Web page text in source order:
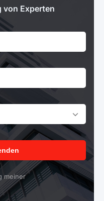
von Experten
meiner